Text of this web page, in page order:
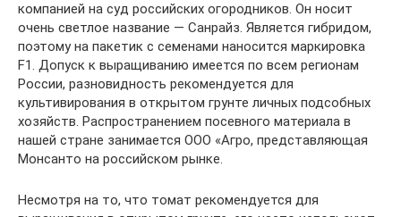
компанией на суд российских огородников. Он носит
очень светлое название — Санрайз. Является гибридом,
поэтому на пакетик с семенами наносится маркировка
F1. Допуск к выращиванию имеется по всем регионам
России, разновидность рекомендуется для
культивирования в открытом грунте личных подсобных
хозяйств. Распространением посевного материала в
нашей стране занимается ООО «Агро, представляющая
Монсанто на российском рынке.
Несмотря на то, что томат рекомендуется для